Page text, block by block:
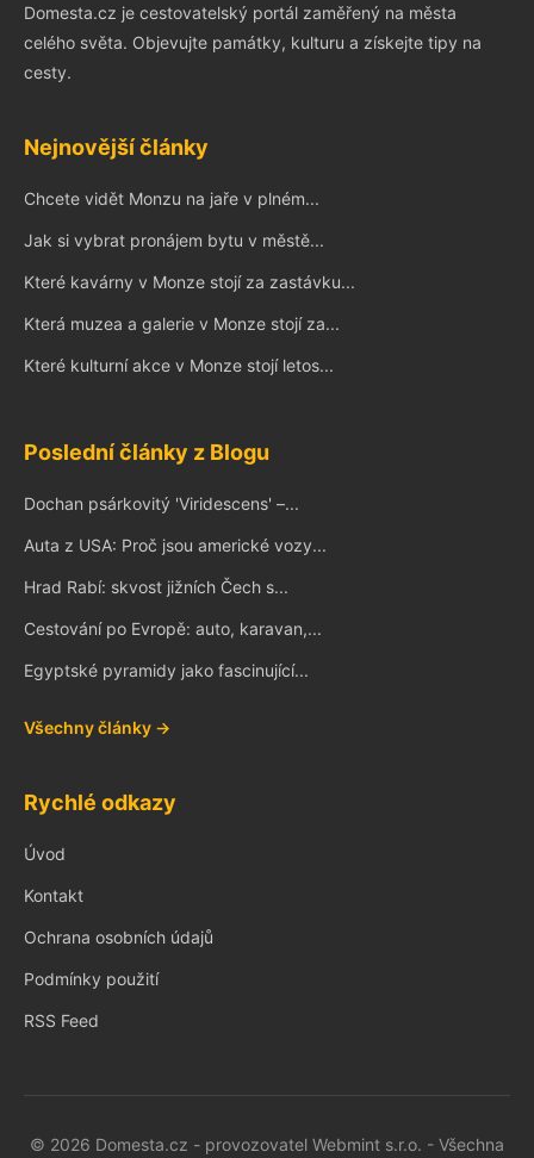
Domesta.cz je cestovatelský portál zaměřený na města
celého světa. Objevujte památky, kulturu a získejte tipy na
cesty.
Nejnovější články
Chcete vidět Monzu na jaře v plném...
Jak si vybrat pronájem bytu v městě...
Které kavárny v Monze stojí za zastávku...
Která muzea a galerie v Monze stojí za...
Které kulturní akce v Monze stojí letos...
Poslední články z Blogu
Dochan psárkovitý 'Viridescens' –...
Auta z USA: Proč jsou americké vozy...
Hrad Rabí: skvost jižních Čech s...
Cestování po Evropě: auto, karavan,...
Egyptské pyramidy jako fascinující...
Všechny články →
Rychlé odkazy
Úvod
Kontakt
Ochrana osobních údajů
Podmínky použití
RSS Feed
© 2026 Domesta.cz - provozovatel Webmint s.r.o. - Všechna